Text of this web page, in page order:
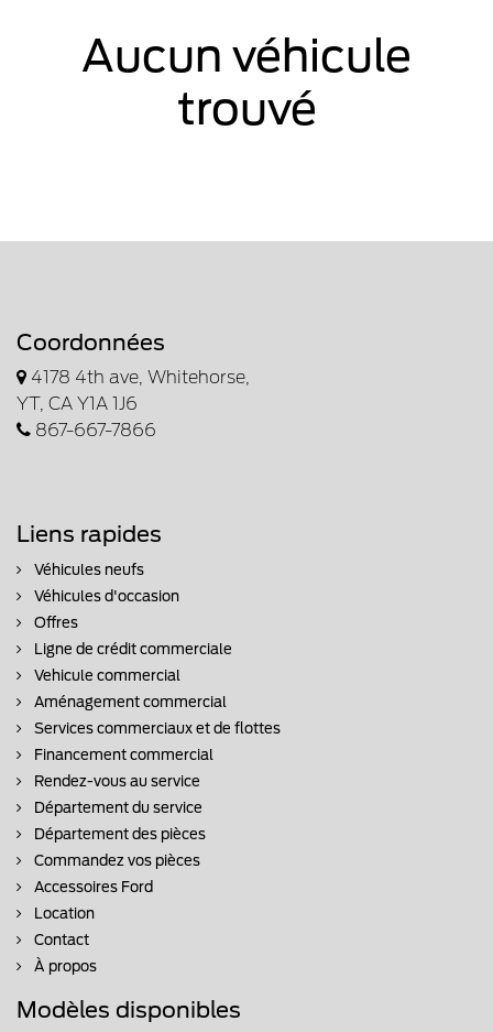
Aucun véhicule
trouvé
Coordonnées
4178 4th ave, Whitehorse,
YT, CA Y1A 1J6
867-667-7866
Liens rapides
Véhicules neufs
Véhicules d'occasion
Offres
Ligne de crédit commerciale
Vehicule commercial
Aménagement commercial
Services commerciaux et de flottes
Financement commercial
Rendez-vous au service
Département du service
Département des pièces
Commandez vos pièces
Accessoires Ford
Location
Contact
À propos
Modèles disponibles